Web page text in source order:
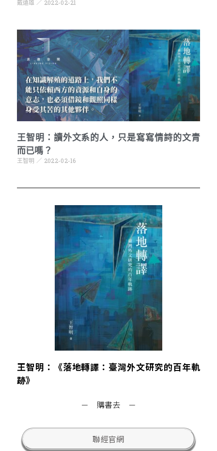
戴遠雄 2022-02-21
王智明：讀外文系的人，只是寫寫情詩的文青
而已嗎？
王智明 2022-02-16
王智明：《落地轉譯：臺灣外文研究的百年軌
跡》
－ 購書去 －
聯經官網